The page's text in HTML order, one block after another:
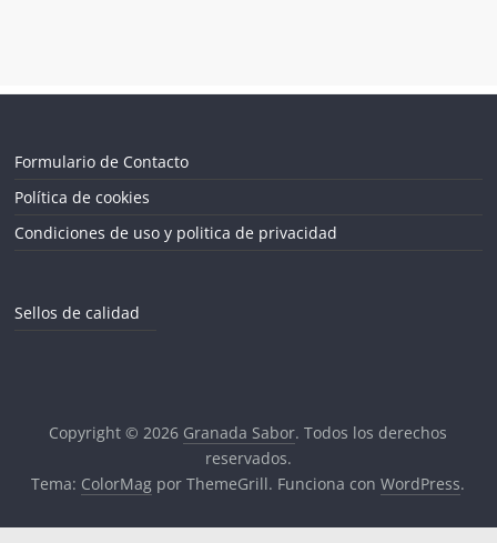
Formulario de Contacto
Política de cookies
Condiciones de uso y politica de privacidad
Sellos de calidad
Copyright © 2026 Granada Sabor. Todos los derechos
reservados.
Tema: ColorMag por ThemeGrill. Funciona conWordPress.